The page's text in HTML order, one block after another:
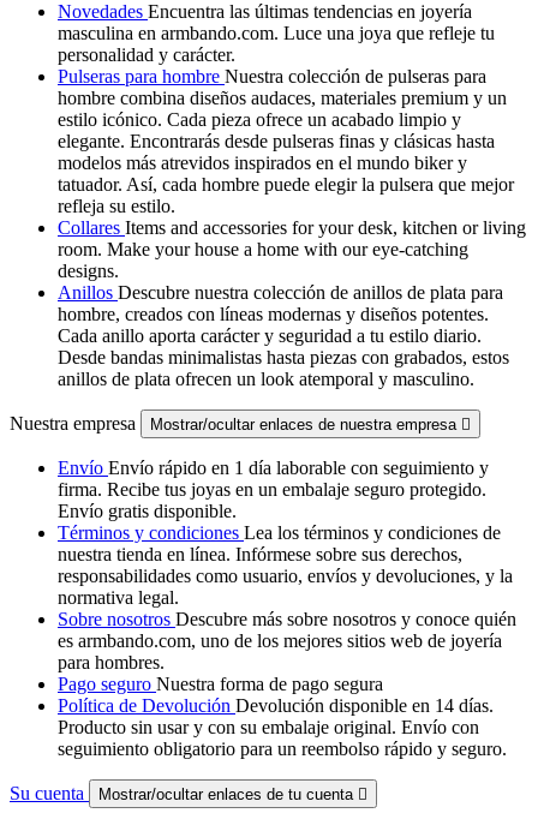
Novedades Encuentra las últimas tendencias en joyería
masculina en armbando.com. Luce una joya que refleje tu
personalidad y carácter.
Pulseras para hombre Nuestra colección de pulseras para
hombre combina diseños audaces, materiales premium y un
estilo icónico. Cada pieza ofrece un acabado limpio y
elegante. Encontrarás desde pulseras finas y clásicas hasta
modelos más atrevidos inspirados en el mundo biker y
tatuador. Así, cada hombre puede elegir la pulsera que mejor
refleja su estilo.
Collares Items and accessories for your desk, kitchen or living
room. Make your house a home with our eye-catching
designs.
Anillos Descubre nuestra colección de anillos de plata para
hombre, creados con líneas modernas y diseños potentes.
Cada anillo aporta carácter y seguridad a tu estilo diario.
Desde bandas minimalistas hasta piezas con grabados, estos
anillos de plata ofrecen un look atemporal y masculino.
Nuestra empresa Mostrar/ocultar enlaces de nuestra empresa 
Envío Envío rápido en 1 día laborable con seguimiento y
firma. Recibe tus joyas en un embalaje seguro protegido.
Envío gratis disponible.
Términos y condiciones Lea los términos y condiciones de
nuestra tienda en línea. Infórmese sobre sus derechos,
responsabilidades como usuario, envíos y devoluciones, y la
normativa legal.
Sobre nosotros Descubre más sobre nosotros y conoce quién
es armbando.com, uno de los mejores sitios web de joyería
para hombres.
Pago seguro Nuestra forma de pago segura
Política de Devolución Devolución disponible en 14 días.
Producto sin usar y con su embalaje original. Envío con
seguimiento obligatorio para un reembolso rápido y seguro.
Su cuenta Mostrar/ocultar enlaces de tu cuenta 